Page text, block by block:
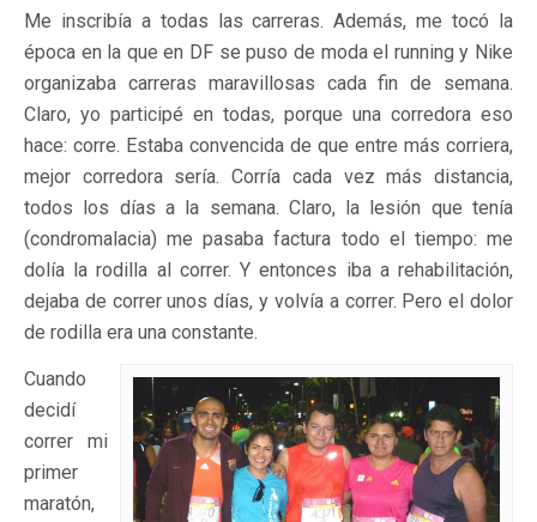
Me inscribía a todas las carreras. Además, me tocó la
época en la que en DF se puso de moda el running y Nike
organizaba carreras maravillosas cada fin de semana.
Claro, yo participé en todas, porque una corredora eso
hace: corre. Estaba convencida de que entre más corriera,
mejor corredora sería. Corría cada vez más distancia,
todos los días a la semana. Claro, la lesión que tenía
(condromalacia) me pasaba factura todo el tiempo: me
dolía la rodilla al correr. Y entonces iba a rehabilitación,
dejaba de correr unos días, y volvía a correr. Pero el dolor
de rodilla era una constante.
Cuando
decidí
correr mi
primer
maratón,